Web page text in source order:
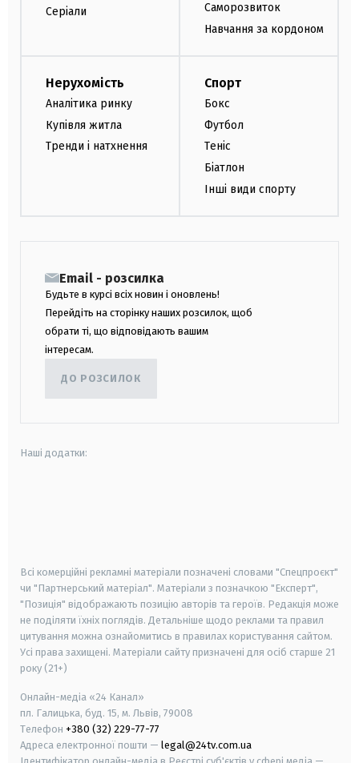
Серіали
Саморозвиток
Навчання за кордоном
Нерухомість
Аналітика ринку
Купівля житла
Тренди і натхнення
Спорт
Бокс
Футбол
Теніс
Біатлон
Інші види спорту
Email - розсилка
Будьте в курсі всіх новин і оновлень!
Перейдіть на сторінку наших розсилок, щоб
обрати ті, що відповідають вашим
інтересам.
ДО РОЗСИЛОК
Наші додатки:
Всі комерційні рекламні матеріали позначені словами "Спецпроєкт"
чи "Партнерський матеріал". Матеріали з позначкою "Експерт",
"Позиція" відображають позицію авторів та героїв. Редакція може
не поділяти їхніх поглядів. Детальніше щодо реклами та правил
цитування можна ознайомитись в правилах користування сайтом.
Усі права захищені. Матеріали сайту призначені для осіб старше 21
року (21+)
Онлайн-медіа «24 Канал»
пл. Галицька, буд. 15, м. Львів, 79008
Телефон +380 (32) 229-77-77
Адреса електронної пошти — legal@24tv.com.ua